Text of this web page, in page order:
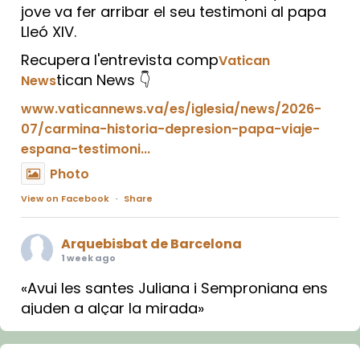
jove va fer arribar el seu testimoni al papa
Lleó XIV.
Recupera l'entrevista compVatican
Newstican News 👇
www.vaticannews.va/es/iglesia/news/2026-
07/carmina-historia-depresion-papa-viaje-
espana-testimoni...
Photo
View on Facebook · Share
Arquebisbat de Barcelona
1 week ago
«Avui les santes Juliana i Semproniana ens
ajuden a alçar la mirada»
Mons. Sergi Gordo, bisbe de Tortosa, ha